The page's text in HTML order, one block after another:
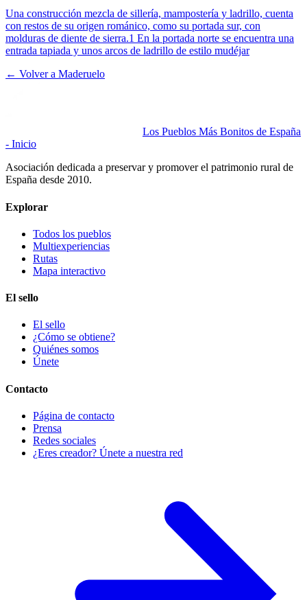
Una construcción mezcla de sillería, mampostería y ladrillo, cuenta
con restos de su origen románico, como su portada sur, con
molduras de diente de sierra.1 En la portada norte se encuentra una
entrada tapiada y unos arcos de ladrillo de estilo mudéjar
← Volver a Maderuelo
Los Pueblos Más Bonitos de España
- Inicio
Asociación dedicada a preservar y promover el patrimonio rural de
España desde 2010.
Explorar
Todos los pueblos
Multiexperiencias
Rutas
Mapa interactivo
El sello
El sello
¿Cómo se obtiene?
Quiénes somos
Únete
Contacto
Página de contacto
Prensa
Redes sociales
¿Eres creador? Únete a nuestra red